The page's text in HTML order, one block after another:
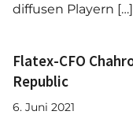
diffusen Playern […]
Flatex-CFO
Republic
6. Juni 2021